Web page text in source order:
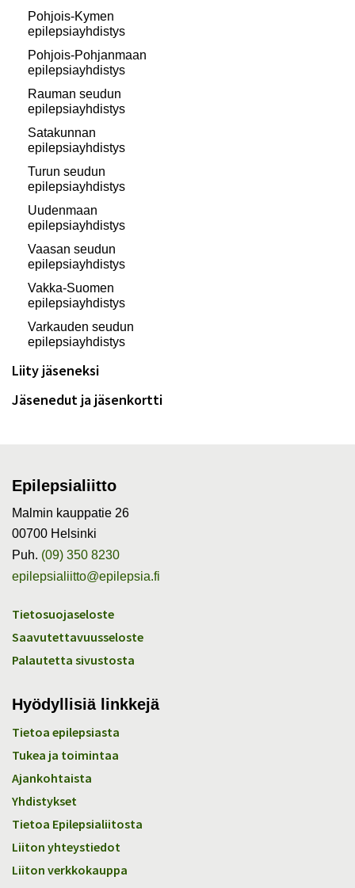
Pohjois-Kymen
epilepsiayhdistys
Pohjois-Pohjanmaan
epilepsiayhdistys
Rauman seudun
epilepsiayhdistys
Satakunnan
epilepsiayhdistys
Turun seudun
epilepsiayhdistys
Uudenmaan
epilepsiayhdistys
Vaasan seudun
epilepsiayhdistys
Vakka-Suomen
epilepsiayhdistys
Varkauden seudun
epilepsiayhdistys
Liity jäseneksi
Jäsenedut ja jäsenkortti
Epilepsialiitto
Malmin kauppatie 26
00700 Helsinki
Puh. (09) 350 8230
epilepsialiitto@epilepsia.fi
Tietosuojaseloste
Saavutettavuusseloste
Palautetta sivustosta
Hyödyllisiä linkkejä
Tietoa epilepsiasta
Tukea ja toimintaa
Ajankohtaista
Yhdistykset
Tietoa Epilepsialiitosta
Liiton yhteystiedot
Liiton verkkokauppa